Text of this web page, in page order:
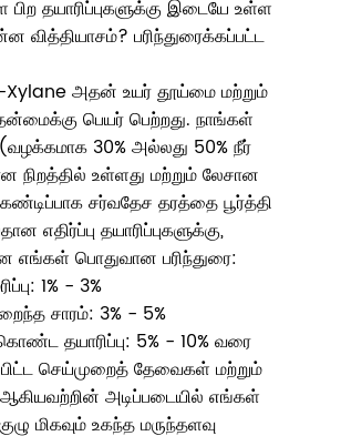
தயாரிப்புகளுக்கு இடையே உள்ள
வித்தியாசம்? பரிந்துரைக்கப்பட்ட
அதன் உயர் தூய்மை மற்றும்
பெயர் பெற்றது. நாங்கள்
30% அல்லது 50% நீர்
நிறத்தில் உள்ளது மற்றும் லேசான
சர்வதேச தரத்தை பூர்த்தி
எதிர்ப்பு தயாரிப்புகளுக்கு,
எங்கள் பொதுவான பரிந்துரை:
1% - 3%
சாரம்: 3% - 5%
தயாரிப்பு: 5% - 10% வரை
செய்முறைத் தேவைகள் மற்றும்
அடிப்படையில் எங்கள்
மிகவும் உகந்த மருந்தளவு